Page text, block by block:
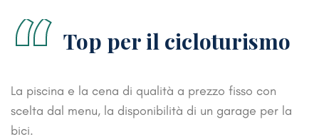
“Top per il cicloturismo
La piscina e la cena di qualità a prezzo fisso con
scelta dal menu, la disponibilità di un garage per la
bici.